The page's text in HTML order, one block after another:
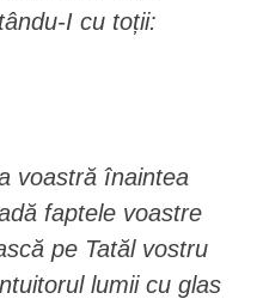
I cu toții:
voastră înaintea
faptele voastre
pe Tatăl vostru
lumii cu glas